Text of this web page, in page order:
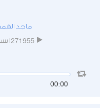
ماجد
271955
00:00